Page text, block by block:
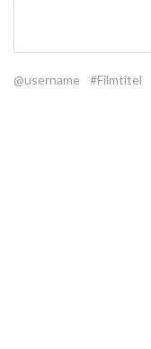
@username #Filmtitel